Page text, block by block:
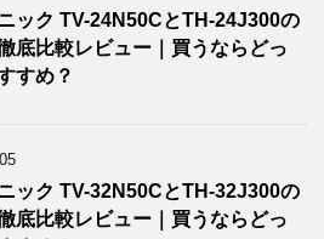
ック TV-24N50CとTH-24J300の
底比較レビュー｜買うならどっ
すめ？
ック TV-32N50CとTH-32J300の
底比較レビュー｜買うならどっ